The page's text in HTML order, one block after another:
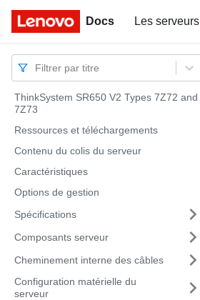
Docs Les serveurs
Docs
Filtrer par titre
ThinkSystem SR650 V2 Types 7Z72 and
7Z73
Ressources et téléchargements
Contenu du colis du serveur
Caractéristiques
Options de gestion
Spécifications
Composants serveur
Cheminement interne des câbles
Configuration matérielle du
serveur